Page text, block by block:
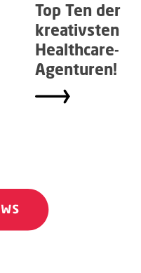
Top Ten der
kreativsten
Healthcare-
Agenturen!